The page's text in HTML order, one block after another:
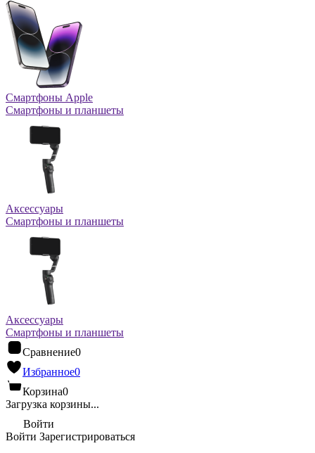
Смартфоны Apple
Смартфоны и планшеты
Аксессуары
Смартфоны и планшеты
Аксессуары
Смартфоны и планшеты
Сравнение0
Избранное0
Корзина0
Загрузка корзины...
Войти
Войти Зарегистрироваться